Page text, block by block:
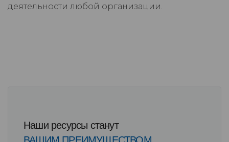
деятельности любой организации.
Наши ресурсы станут